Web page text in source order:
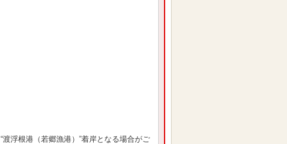
浮根港（若郷漁港）”着岸となる場合がご